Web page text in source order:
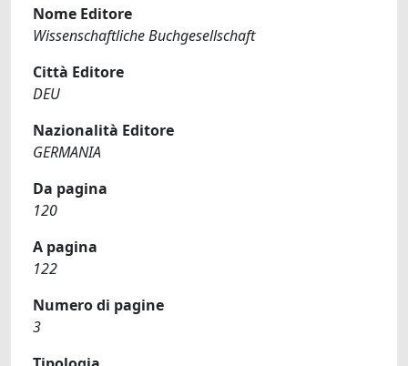
Nome Editore
Wissenschaftliche Buchgesellschaft
Città Editore
DEU
Nazionalità Editore
GERMANIA
Da pagina
120
A pagina
122
Numero di pagine
3